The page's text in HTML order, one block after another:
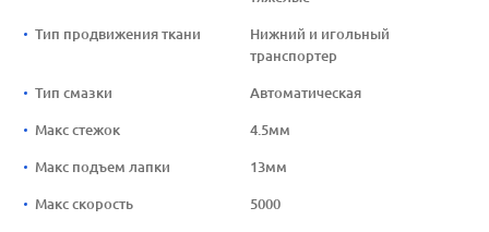
Тип продвижения ткани
Нижний и игольный
транспортер
Тип смазки Автоматическая
Макс стежок 4.5мм
Макс подъем лапки 13мм
Макс скорость 5000